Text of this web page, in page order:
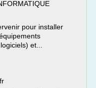
pour installer
et...